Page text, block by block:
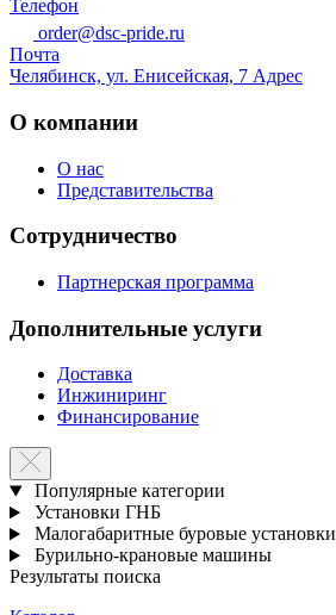
Телефон
order@dsc-pride.ru
Почта
Челябинск, ул. Енисейская, 7 Адрес
О компании
О нас
Представительства
Сотрудничество
Партнерская программа
Дополнительные услуги
Доставка
Инжиниринг
Финансирование
Популярные категории
Установки ГНБ
Малогабаритные буровые установки
Бурильно-крановые машины
Результаты поиска